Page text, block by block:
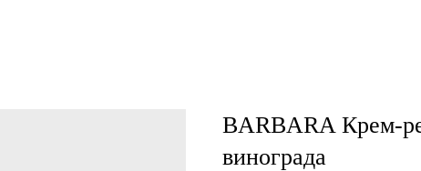
BARBARA Крем-
винограда